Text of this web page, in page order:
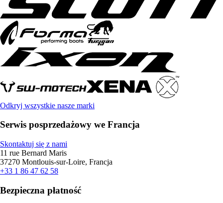
Odkryj wszystkie nasze marki
Serwis posprzedażowy we Francja
Skontaktuj się z nami
11 rue Bernard Maris
37270 Montlouis-sur-Loire, Francja
+33 1 86 47 62 58
Bezpieczna płatność